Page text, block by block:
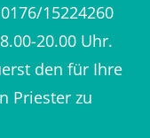
15224260
20.00 Uhr.
den für Ihre
Priester zu